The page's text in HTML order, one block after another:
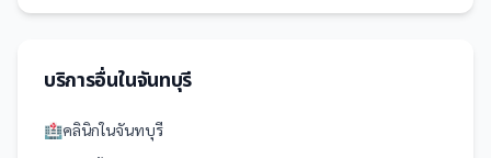
บริการอื่นในจันทบุรี
🏥คลินิกในจันทบุรี